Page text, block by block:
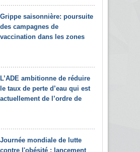
Grippe saisonnière: poursuite
des campagnes de
vaccination dans les zones
L’ADE ambitionne de réduire
le taux de perte d’eau qui est
actuellement de l’ordre de
Journée mondiale de lutte
contre l'obésité : lancement